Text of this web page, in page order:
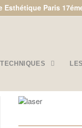
Esthétique Paris